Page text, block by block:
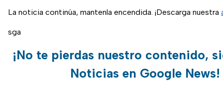
La noticia continúa, mantenla encendida. ¡Descarga nuestra
sga
¡No te pierdas nuestro contenido,
Noticias en Google News!